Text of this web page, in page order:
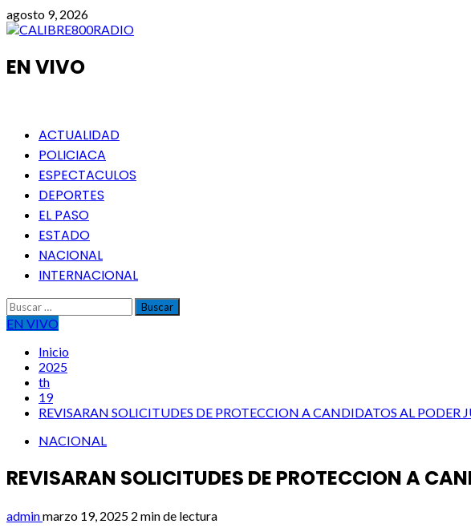
Saltar
al
agosto 9, 2026
EN VIVO
Menú
principal
ACTUALIDAD
POLICIACA
ESPECTACULOS
DEPORTES
EL PASO
ESTADO
NACIONAL
INTERNACIONAL
Buscar:
EN VIVO
Inicio
2025
th
19
REVISARAN SOLICITUDES DE PROTECCION A CANDIDATOS AL PODER
NACIONAL
REVISARAN SOLICITUDES DE PROTECCION A
adminmarzo 19, 2025 2 min de lectura